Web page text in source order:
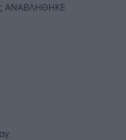
ΑΝΑΒΛΗΘΗΚΕ